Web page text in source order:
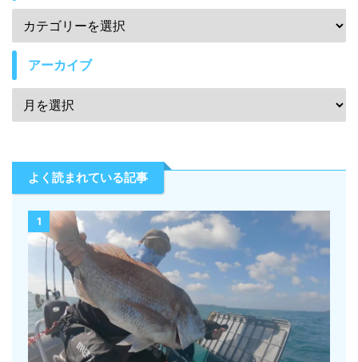
アーカイブ
よく読まれている記事
1